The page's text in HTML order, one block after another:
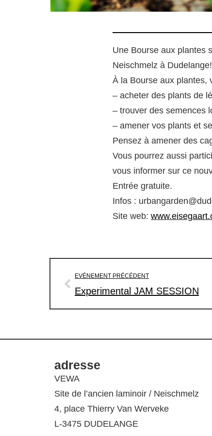
Une Bourse aux plantes
Neischmelz à Dudelange!
À la Bourse aux plantes,
– acheter des plants de
– trouver des semences
– amener vos plants et
Pensez à amener des
Vous pourrez aussi
vous informer sur ce
Entrée gratuite.
Infos :
Site web:
EVÉNEMENT PRÉCÉDENT
Experimental JAM SESSION
adresse
VEWA
Site de l’ancien laminoir / Neischmelz
4, place Thierry Van Werveke
L-3475 DUDELANGE